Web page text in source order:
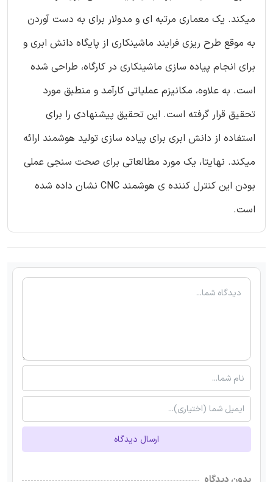
میکند. یک معماری مرتبه ای و مدولار برای به دست آوردن
به موقع طرح ریزی فرایند ماشینکاری از پایگاه دانش ابری و
برای انجام پیاده سازی ماشینکاری در کارگاه، طراحی شده
است. به علاوه، مکانیزم عملیاتی کارآمد و منطبق مورد
تحقیق قرار گرفته است. این تحقیق پیشنهادی را برای
استفاده از دانش ابری برای پیاده سازی تولید هوشمند ارائه
میکند. نهایتا، یک مورد مطالعاتی برای صحت سنجی عملی
بودن این کنترل کننده ی هوشمند CNC نشان داده شده
است.
ارسال دیدگاه